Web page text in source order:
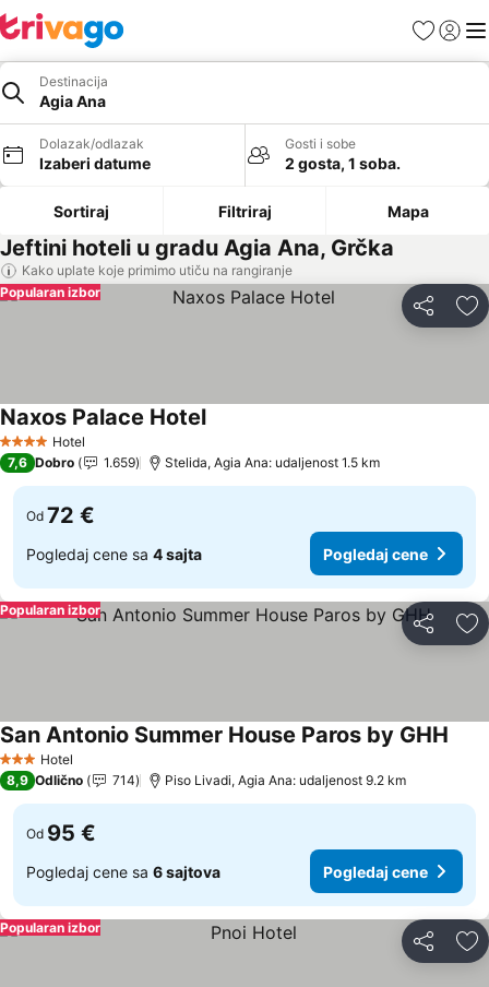
FavoritiPrijavi
Destinacija
Agia Ana
Dolazak/odlazak
Izaberi datume
Gosti i sobe
2 gosta, 1 soba.
Sortiraj Filtriraj Mapa
Jeftini hoteli u gradu Agia Ana, Grčka
Kako uplate koje primimo utiču na rangiranje
Deli
Popularan izbor
4 ZvezdiceHotel
Naxos Palace HotelPogledaj cene
7,6 Dobro 1.659 Stelida, Agia Ana: udaljenost 1.5 km
Od 72 €
Pogledaj cene sa 4 sajta Pogledaj cene
Deli
Popularan izbor
3 Zvezdice
Hotel
San Antonio Summer House Paros by GHH
8,9 Odlično 714 Piso Livadi, Agia Ana: udaljenost 9.2 km
Od 95 €
Pogledaj cene sa 6 sajtova Pogledaj cene
Deli
Popularan izbor